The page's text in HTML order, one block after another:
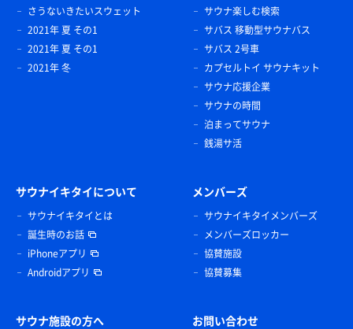
さうないきたいスウェット
2021年 夏 その1
2021年 夏 その1
2021年 冬
サウナ楽しむ検索
サバス 移動型サウナバス
サバス 2号車
カプセルトイ サウナキット
サウナ応援企業
サウナの時間
泊まってサウナ
銭湯サ活
サウナイキタイについて
サウナイキタイとは
誕生時のお話
iPhoneアプリ
Androidアプリ
メンバーズ
サウナイキタイメンバーズ
メンバーズロッカー
協賛施設
協賛募集
サウナ施設の方へ お問い合わせ